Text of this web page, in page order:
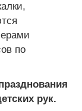
по
рук.